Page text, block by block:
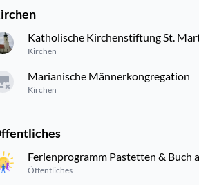
Katholische Kirchenstiftung St.
Kirchen
Marianische Männerkongregation
Kirchen
Ferienprogramm Pastetten & Buch
Öffentliches